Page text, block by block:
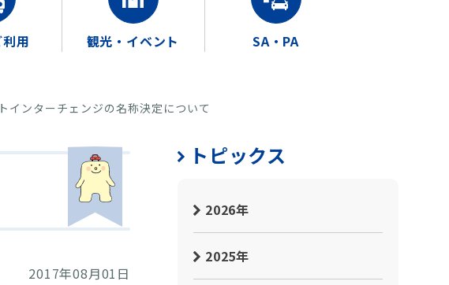
用 観光・イベント SA・PA
ンターチェンジの名称決定について
2017年08月01日
トピックス
2026年
2025年